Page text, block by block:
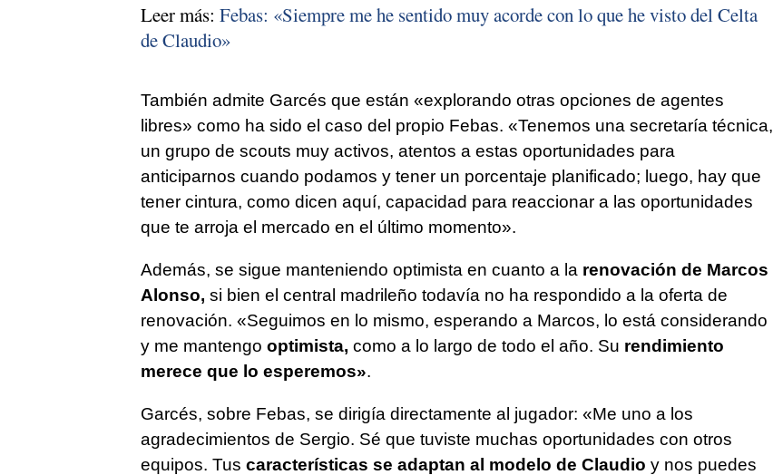
Leer más: Febas: «Siempre me he sentido muy acorde con lo que he visto del Celta
de Claudio»
También admite Garcés que están «explorando otras opciones de agentes
libres» como ha sido el caso del propio Febas. «Tenemos una secretaría técnica,
un grupo de scouts muy activos, atentos a estas oportunidades para
anticiparnos cuando podamos y tener un porcentaje planificado; luego, hay que
tener cintura, como dicen aquí, capacidad para reaccionar a las oportunidades
que te arroja el mercado en el último momento».
Además, se sigue manteniendo optimista en cuanto a la renovación de Marcos
Alonso, si bien el central madrileño todavía no ha respondido a la oferta de
renovación. «Seguimos en lo mismo, esperando a Marcos, lo está considerando
y me mantengo optimista, como a lo largo de todo el año. Su rendimiento
merece que lo esperemos».
Garcés, sobre Febas, se dirigía directamente al jugador: «Me uno a los
agradecimientos de Sergio. Sé que tuviste muchas oportunidades con otros
equipos. Tus características se adaptan al modelo de Claudio y nos puedes